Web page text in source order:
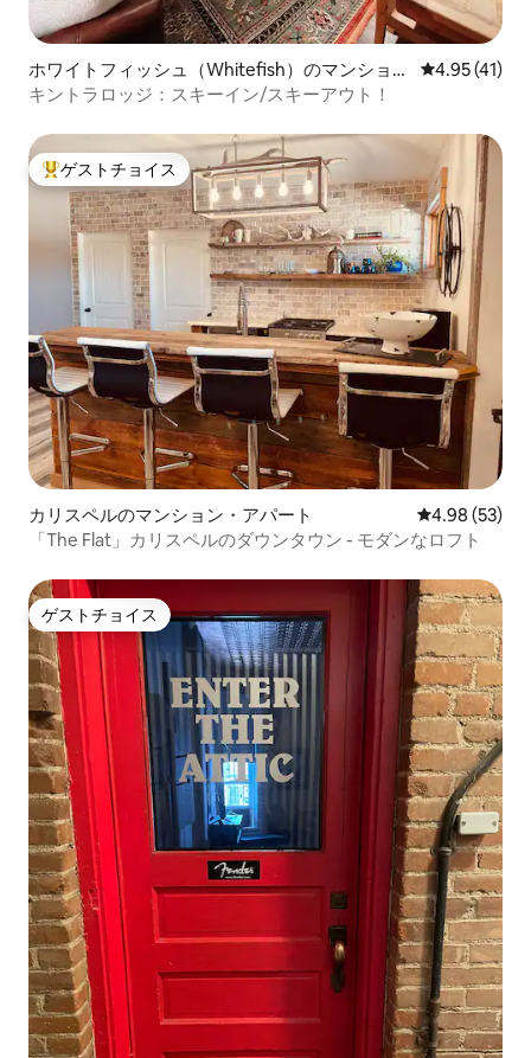
ホワイトフィッシュ（Whitefish）のマンショ
ン・アパート
レビュー41
4.95 (41)
キントラロッジ：スキーイン/スキーアウト！
大好評のゲストチョイスです。
ゲストチョイス
カリスペルのマンション・アパート レビュー53
4.98 (53)
「The Flat」カリスペルのダウンタウン - モダンなロフト
ゲストチョイス
ゲストチョイス